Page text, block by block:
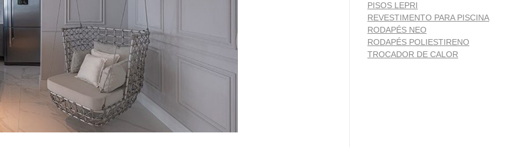
PISOS LEPRI
REVESTIMENTO PARA PISCINA
RODAPÉS NEO
RODAPÉS POLIESTIRENO
TROCADOR DE CALOR